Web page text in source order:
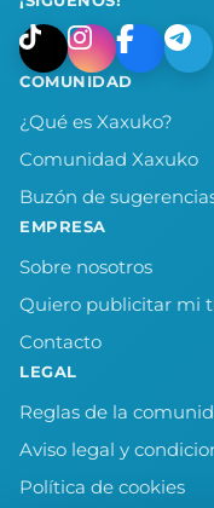
COMUNIDAD
¿Qué es Xaxuko?
Comunidad Xaxuko
Buzón de
EMPRESA
Sobre nosotros
Quiero publicitar mi
Contacto
LEGAL
Reglas de la
Aviso legal y
Política de cookies